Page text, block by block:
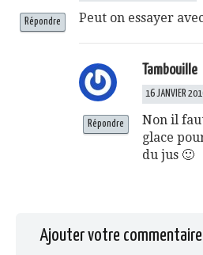
Peut on essayer
Répondre
Tambouille
16 JANVIER
Non il
glace
du jus 🙂
Répondre
Ajouter votre commentaire